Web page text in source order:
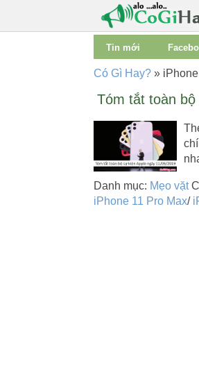
Tin mới
Có Gì Hay? »iPhone
Tóm tắt toàn
Danh mục: Mẹo vặt
iPhone 11 Pro Max/